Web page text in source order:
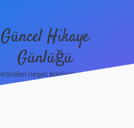
Güncel Hikaye
Günlüğü
neşeli bilgilerle tanış!